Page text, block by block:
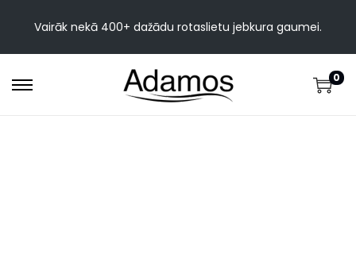
Vairāk nekā 400+ dažādu rotaslietu jebkura gaumei.
0